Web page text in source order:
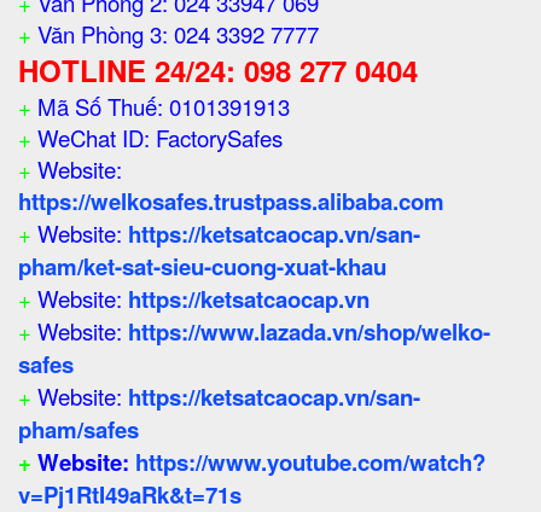
+ Văn Phòng 3: 024 3392 7777
HOTLINE 24/24: 098 277 0404
+ Mã Số Thuế: 0101391913
+ WeChat ID: FactorySafes
+ Website:
https://welkosafes.trustpass.alibaba.com
+ Website: https://ketsatcaocap.vn/san-
pham/ket-sat-sieu-cuong-xuat-khau
+ Website: https://ketsatcaocap.vn
+ Website: https://www.lazada.vn/shop/welko-
safes
+ Website: https://ketsatcaocap.vn/san-
pham/safes
+ Website: https://www.youtube.com/watch?
v=Pj1RtI49aRk&t=71s